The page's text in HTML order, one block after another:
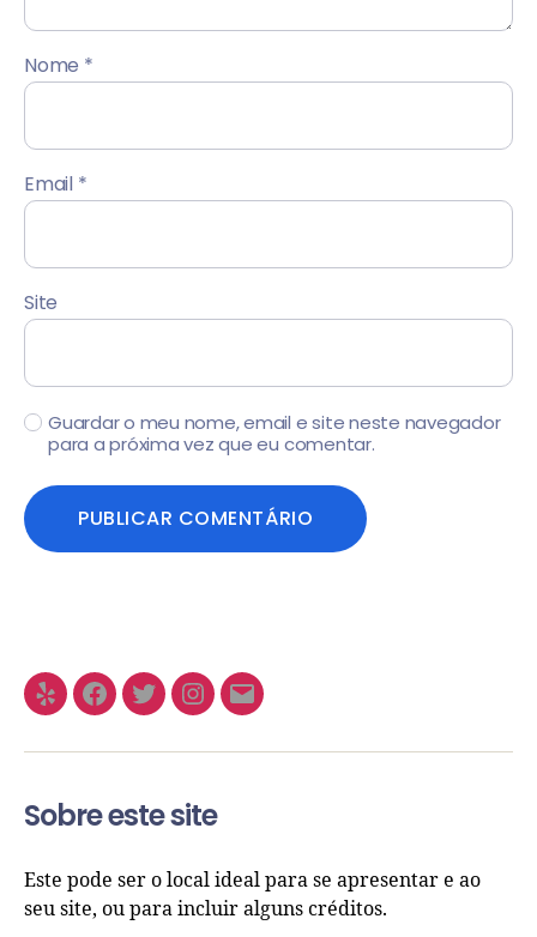
Nome *
Email *
Site
Guardar o meu nome, email e site neste navegador
para a próxima vez que eu comentar.
Sobre este site
Este pode ser o local ideal para se apresentar e ao
seu site, ou para incluir alguns créditos.